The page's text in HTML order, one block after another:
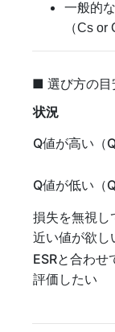
一般的
（Cs
■ 選び方の目
状況
Q値が高い（
Q値が低い（
損失を無視し
近い値が欲し
ESRと合わせ
評価したい